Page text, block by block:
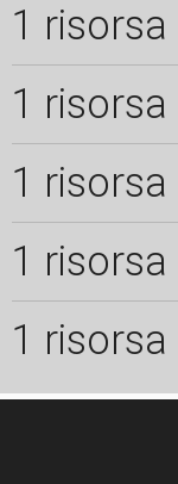
1 risorsa
1 risorsa
1 risorsa
1 risorsa
1 risorsa